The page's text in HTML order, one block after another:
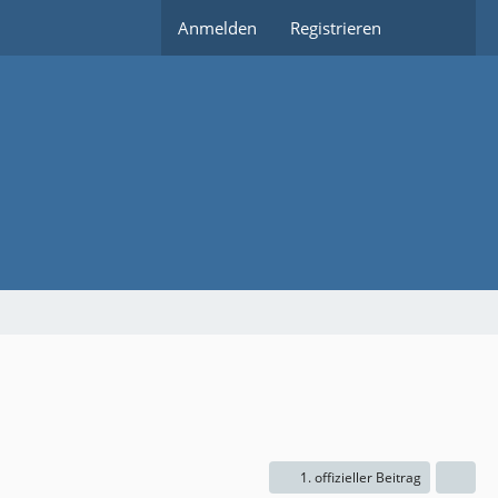
Anmelden Registrieren
1. offizieller Beitrag